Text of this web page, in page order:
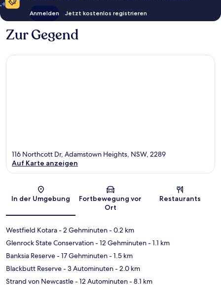
Anmelden Jetzt kostenlos registrieren
Zur Gegend
Karte
116 Northcott Dr, Adamstown Heights, NSW, 2289
Auf Karte anzeigen
In der Umgebung
Fortbewegung vor
Ort
Restaurants
Westfield Kotara- 2 Gehminuten- 0.2 km
Glenrock State Conservation- 12 Gehminuten- 1.1 km
Banksia Reserve- 17 Gehminuten- 1.5 km
Blackbutt Reserve- 3 Autominuten- 2.0 km
Strand von Newcastle- 12 Autominuten- 8.1 km